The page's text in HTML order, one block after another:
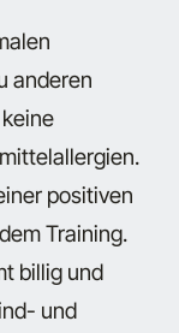
anderen
positiven
Training.
billig und
und